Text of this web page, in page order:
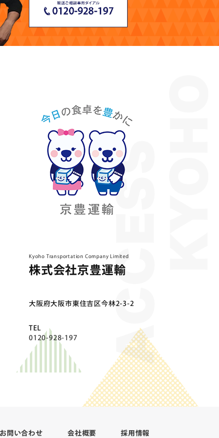
Kyoho Transportation Company Limited
株式会社京豊運輸
⼤阪府⼤阪市東住吉区今林2-3-2
TEL
0120-928-197
問い合わせ 会社概要 採用情報